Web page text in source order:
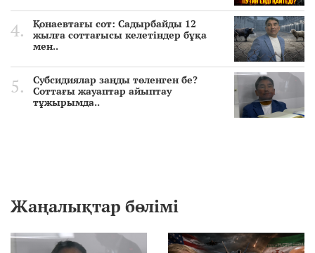
Қонаевтағы сот: Садырбайды 12
жылға соттағысы келетіндер бұқа
мен..
Субсидиялар заңды төленген бе?
Соттағы жауаптар айыптау
тұжырымда..
Жаңалықтар бөлімі